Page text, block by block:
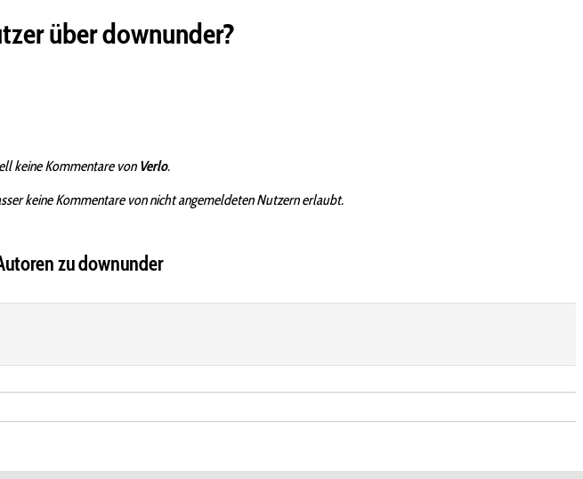
über downunder?
keine Kommentare von Verlo.
keine Kommentare von nicht angemeldeten Nutzern erlaubt.
zu downunder